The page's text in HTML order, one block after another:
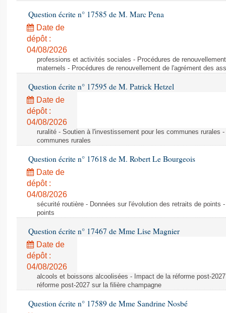
Question écrite n° 17585 de M. Marc Pena
Date de
dépôt :
04/08/2026
professions et activités sociales - Procédures de
maternels - Procédures de renouvellement de l'agrément des
Question écrite n° 17595 de M. Patrick Hetzel
Date de
dépôt :
04/08/2026
ruralité - Soutien à l'investissement pour les communes rurales
communes rurales
Question écrite n° 17618 de M. Robert Le Bourgeois
Date de
dépôt :
04/08/2026
sécurité routière - Données sur l'évolution des retraits de points
points
Question écrite n° 17467 de Mme Lise Magnier
Date de
dépôt :
04/08/2026
alcools et boissons alcoolisées - Impact de la réforme post-
réforme post-2027 sur la filière champagne
Question écrite n° 17589 de Mme Sandrine Nosbé